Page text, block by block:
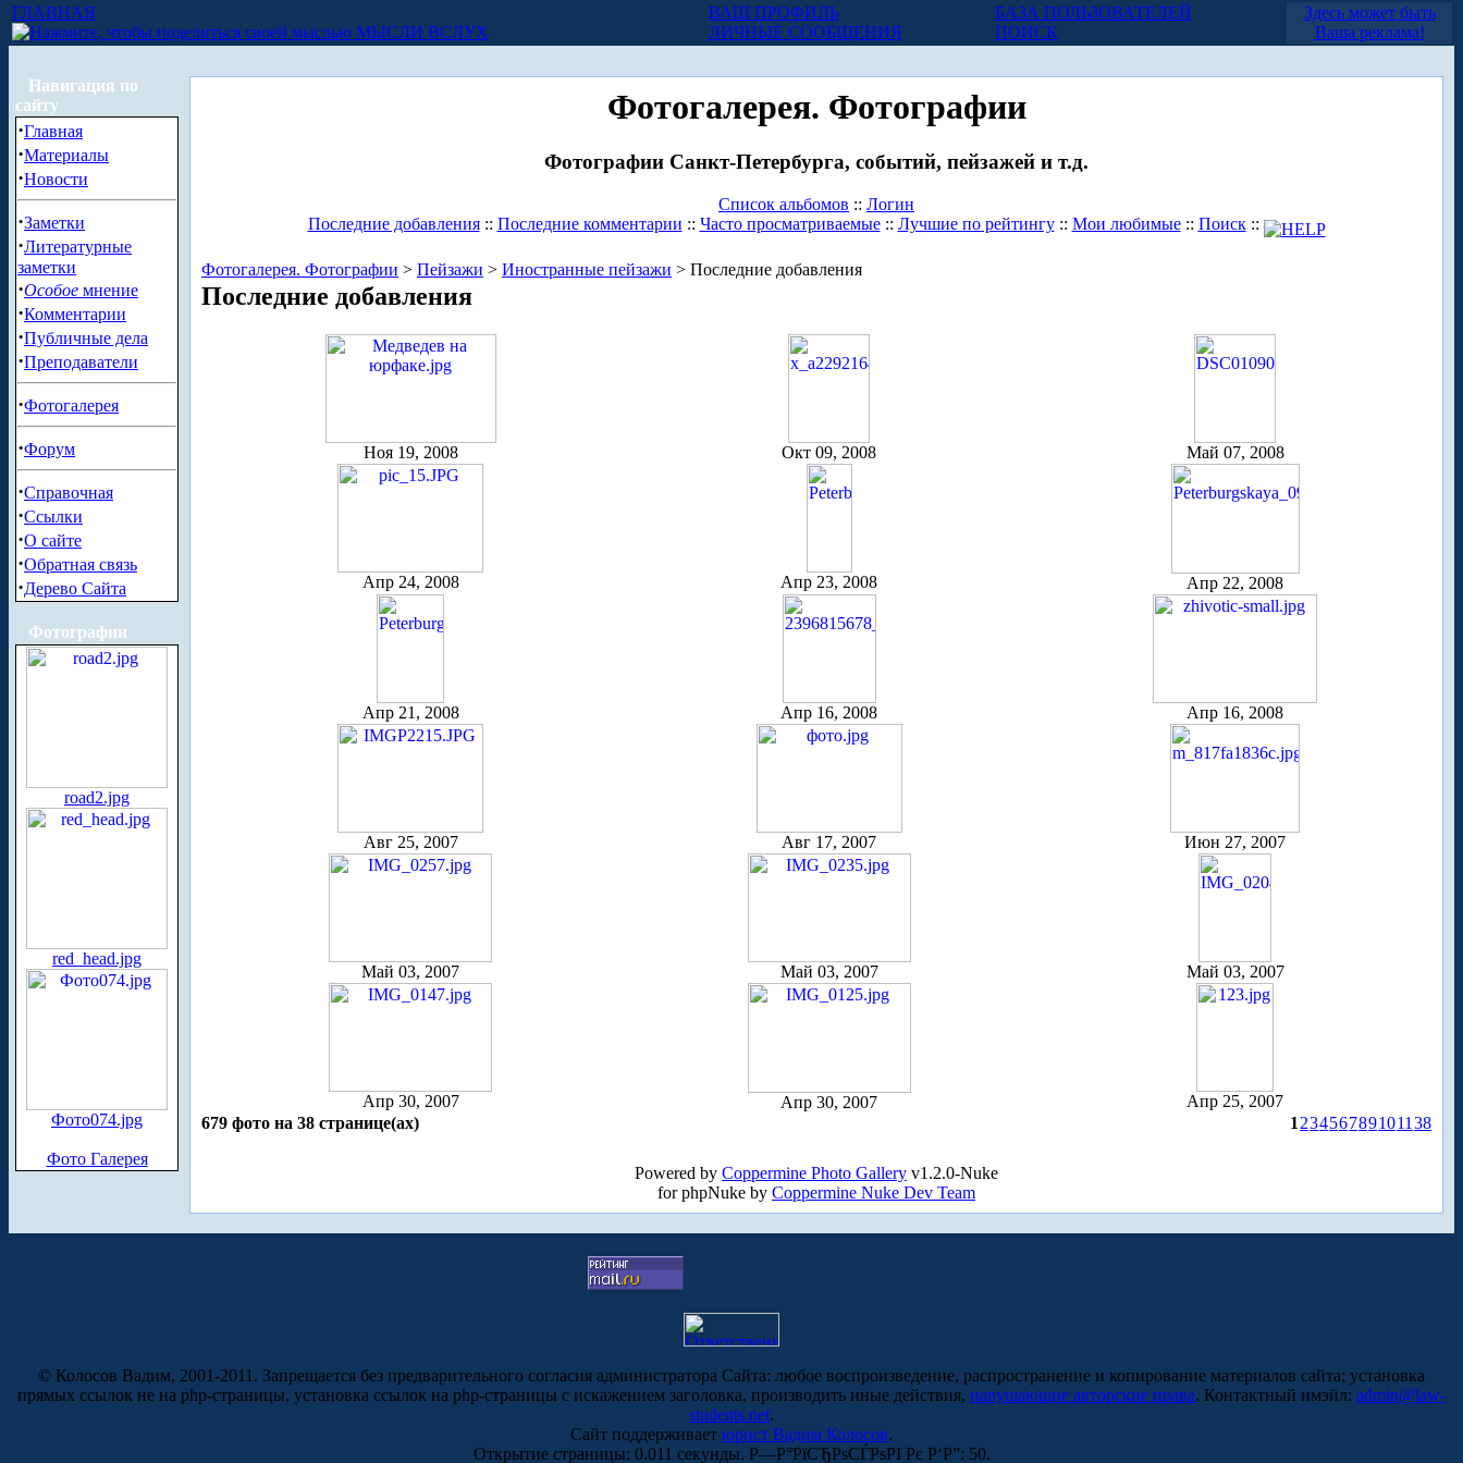
ГЛАВНАЯ
МЫСЛИ ВСЛУХ
ВАШ ПРОФИЛЬ
ЛИЧНЫЕ СООБЩЕНИЯ
БАЗА ПОЛЬЗОВАТЕЛЕЙ
ПОИСК
Здесь может быть
Ваша реклама!
Навигация по
сайту
·Главная
·Материалы
·Новости
·Заметки
·Литературные
заметки
·Особое мнение
·Комментарии
·Публичные дела
·Преподаватели
·Фотогалерея
·Форум
·Справочная
·Ссылки
·О сайте
·Обратная связь
·Дерево Сайта
Фотографии
road2.jpg
red_head.jpg
Фото074.jpg
Фото Галерея
Фотогалерея. Фотографии
Фотографии Санкт-Петербурга, событий, пейзажей и т.д.
Список альбомов :: Логин
Последние добавления:: Последние комментарии :: Часто просматриваемые:: Лучшие по рейтингу:: Мои любимые:: Поиск::
Фотогалерея. Фотографии > Пейзажи > Иностранные пейзажи > Последние добавления
Последние добавления
Ноя 19, 2008 Окт 09, 2008 Май 07, 2008
Апр 24, 2008 Апр 23, 2008 Апр 22, 2008
Апр 21, 2008 Апр 16, 2008 Апр 16, 2008
Авг 25, 2007 Авг 17, 2007 Июн 27, 2007
Май 03, 2007 Май 03, 2007 Май 03, 2007
Апр 30, 2007 Апр 30, 2007
Апр 25, 2007
679 фото на 38 странице(ах)
1 234567891011 38
Powered by Coppermine Photo Gallery v1.2.0-Nuke
for phpNuke by Coppermine Nuke Dev Team
© Колосов Вадим, 2001-2011. Запрещается без предварительного согласия администратора Сайта: любое воспроизведение, распространение и копирование материалов сайта; установка
прямых ссылок не на php-страницы, установка ссылок на php-страницы с искажением заголовка, производить иные действия, нарушающие авторские права. Контактный имэйл: admin@law-
students.net.
Сайт поддерживает юрист Вадим Колосов.
Открытие страницы: 0.011 секунды. Р—Р°РїСЂРѕСЃРѕРІ Рє Р‘Р”: 50.